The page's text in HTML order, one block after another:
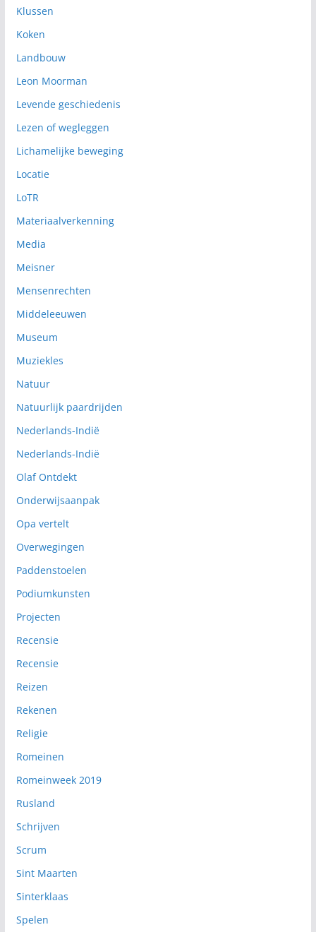
Klussen
Koken
Landbouw
Leon Moorman
Levende geschiedenis
Lezen of wegleggen
Lichamelijke beweging
Locatie
LoTR
Materiaalverkenning
Media
Meisner
Mensenrechten
Middeleeuwen
Museum
Muziekles
Natuur
Natuurlijk paardrijden
Nederlands-Indië
Nederlands-Indië
Olaf Ontdekt
Onderwijsaanpak
Opa vertelt
Overwegingen
Paddenstoelen
Podiumkunsten
Projecten
Recensie
Recensie
Reizen
Rekenen
Religie
Romeinen
Romeinweek 2019
Rusland
Schrijven
Scrum
Sint Maarten
Sinterklaas
Spelen